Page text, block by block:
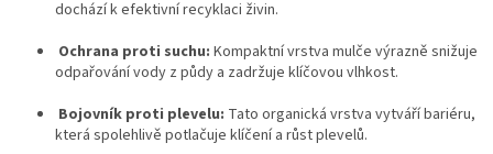
dochází k efektivní recyklaci živin.
Ochrana proti suchu: Kompaktní vrstva mulče výrazně snižuje
odpařování vody z půdy a zadržuje klíčovou vlhkost.
Bojovník proti plevelu: Tato organická vrstva vytváří bariéru,
která spolehlivě potlačuje klíčení a růst plevelů.